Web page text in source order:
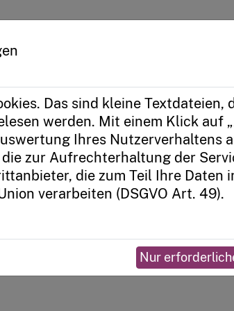
Sammlung
der medienpädagogischen
Das sind kleine Textdateien,
werden. Mit einem Klick auf
Ihres Nutzerverhaltens
zur Aufrechterhaltung der
die zum Teil Ihre Daten
verarbeiten (DSGVO Art. 49).
Nur